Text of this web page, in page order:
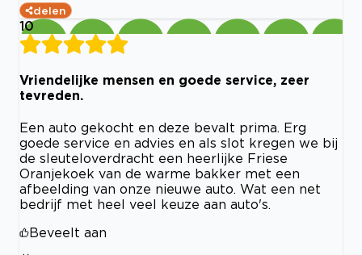
delen
10
Vriendelijke mensen en goede service, zeer
tevreden.
Een auto gekocht en deze bevalt prima. Erg
goede service en advies en als slot kregen we bij
de sleuteloverdracht een heerlijke Friese
Oranjekoek van de warme bakker met een
afbeelding van onze nieuwe auto. Wat een net
bedrijf met heel veel keuze aan auto's.
Beveelt aan